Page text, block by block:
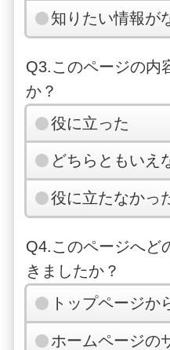
知りたい情報が
Q3.このページの内
か？
役に立った
どちらともいえ
役に立たなかっ
Q4.このページへど
きましたか？
トップページか
ホームページの